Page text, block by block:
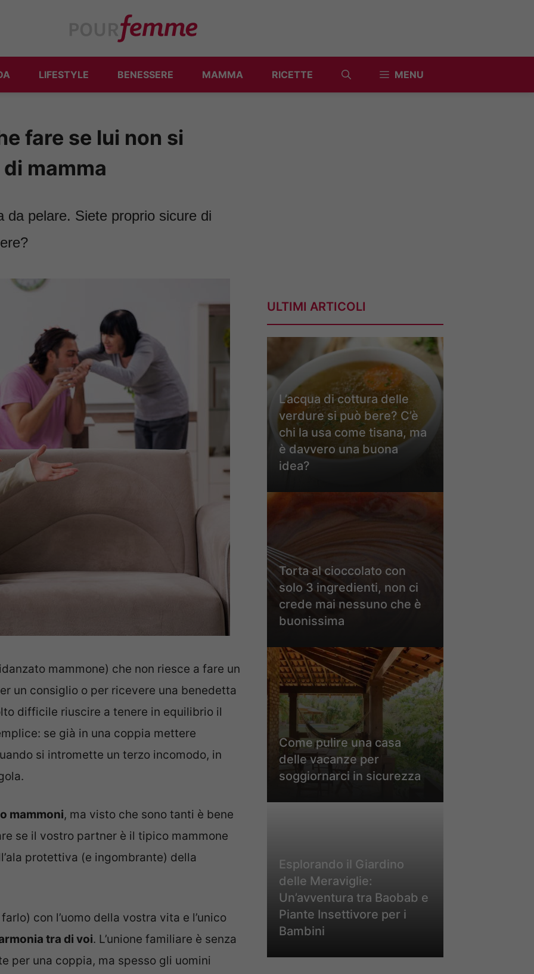
LIFESTYLE BENESSERE MAMMA RICETTE MENU
fare se lui non si
mamma
da pelare. Siete proprio sicure di
mammone) che non riesce a fare un
un consiglio o per ricevere una benedetta
difficile riuscire a tenere in equilibrio il
se già in una coppia mettere
si intromette un terzo incomodo, in
mammoni, ma visto che sono tanti è bene
se il vostro partner è il tipico mammone
protettiva (e ingombrante) della
con l’uomo della vostra vita e l’unico
tra di voi. L’unione familiare è senza
per una coppia, ma spesso gli uomini
ULTIMI ARTICOLI
L’acqua di cottura delle
verdure si può bere? C’è
chi la usa come tisana, ma
è davvero una buona
idea?
Torta al cioccolato con
solo 3 ingredienti, non ci
crede mai nessuno che è
buonissima
Come pulire una casa
delle vacanze per
soggiornarci in sicurezza
Esplorando il Giardino
delle Meraviglie:
Un’avventura tra Baobab e
Piante Insettivore per i
Bambini